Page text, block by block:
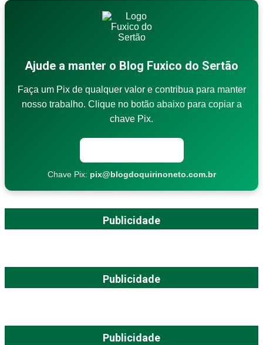
Ajude a manter o Blog Fuxico do Sertão
Faça um Pix de qualquer valor e contribua para manter
nosso trabalho. Clique no botão abaixo para copiar a
chave Pix.
Chave Pix: pix@blogdoquirinoneto.com.br
Publicidade
Publicidade
Publicidade